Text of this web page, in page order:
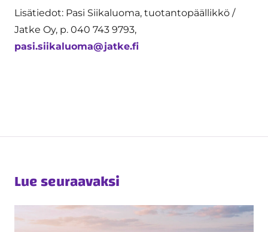
Lisätiedot: Pasi Siikaluoma, tuotantopäällikkö /
Jatke Oy, p. 040 743 9793,
pasi.siikaluoma@jatke.fi
Lue seuraavaksi